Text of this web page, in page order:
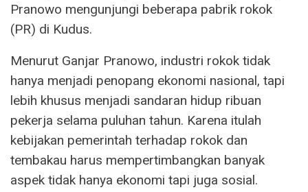
Pranowo mengunjungi beberapa pabrik rokok
(PR) di Kudus.
Menurut Ganjar Pranowo, industri rokok tidak
hanya menjadi penopang ekonomi nasional, tapi
lebih khusus menjadi sandaran hidup ribuan
pekerja selama puluhan tahun. Karena itulah
kebijakan pemerintah terhadap rokok dan
tembakau harus mempertimbangkan banyak
aspek tidak hanya ekonomi tapi juga sosial.